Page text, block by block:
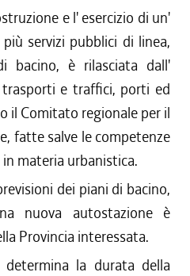
e l' esercizio di un'
servizi pubblici di linea,
bacino, è rilasciata dall'
trasporti e traffici, porti ed
il Comitato regionale per il
fatte salve le competenze
materia urbanistica.
dei piani di bacino,
nuova autostazione è
Provincia interessata.
la durata della